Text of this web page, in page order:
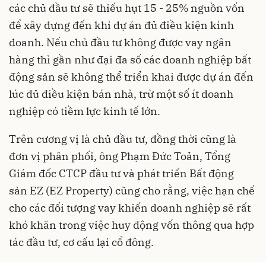
các chủ đầu tư sẽ thiếu hụt 15 - 25% nguồn vốn
để xây dựng đến khi dự án đủ điều kiện kinh
doanh. Nếu chủ đầu tư không được vay ngân
hàng thì gần như đại đa số các doanh nghiệp bất
động sản sẽ không thể triển khai được dự án đến
lúc đủ điều kiện bán nhà, trừ một số ít doanh
nghiệp có tiềm lực kinh tế lớn.
Trên cương vị là chủ đầu tư, đồng thời cũng là
đơn vị phân phối, ông Phạm Đức Toản, Tổng
Giám đốc CTCP đầu tư và phát triển Bất động
sản EZ (EZ Property) cũng cho rằng, việc hạn chế
cho các đối tượng vay khiến doanh nghiệp sẽ rất
khó khăn trong việc huy động vốn thông qua hợp
tác đầu tư, cơ cấu lại cổ đông.